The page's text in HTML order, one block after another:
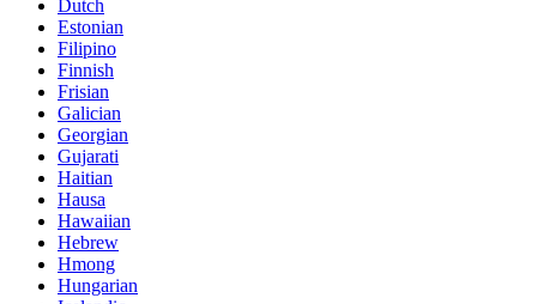
Dutch
Estonian
Filipino
Finnish
Frisian
Galician
Georgian
Gujarati
Haitian
Hausa
Hawaiian
Hebrew
Hmong
Hungarian